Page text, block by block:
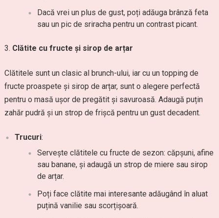
Dacă vrei un plus de gust, poți adăuga brânză feta
sau un pic de sriracha pentru un contrast picant.
Clătite cu fructe și sirop de arțar
Clătitele sunt un clasic al brunch-ului, iar cu un topping de
fructe proaspete și sirop de arțar, sunt o alegere perfectă
pentru o masă ușor de pregătit și savuroasă. Adaugă puțin
zahăr pudră și un strop de frișcă pentru un gust decadent.
Trucuri:
Servește clătitele cu fructe de sezon: căpșuni, afine
sau banane, și adaugă un strop de miere sau sirop
de arțar.
Poți face clătite mai interesante adăugând în aluat
puțină vanilie sau scorțișoară.